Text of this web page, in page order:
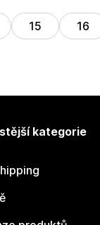
15 16
kategorie